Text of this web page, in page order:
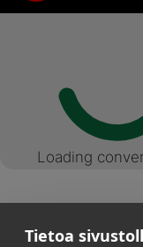
Tietoa
Loading